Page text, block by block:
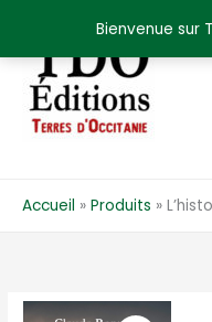
Bienvenue sur
contenu
Accueil Produits